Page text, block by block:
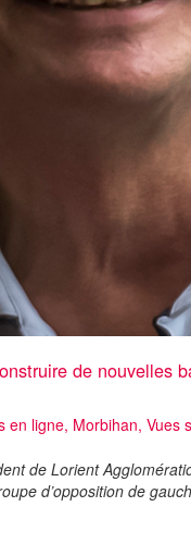
de nouvelles
en ligne, Morbihan, Vues
de Lorient
d’opposition de